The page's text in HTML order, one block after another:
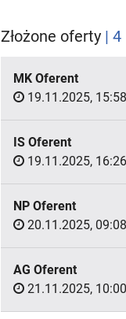
Złożone oferty | 4
MK Oferent
19.11.2025, 15:58
IS Oferent
19.11.2025, 16:26
NP Oferent
20.11.2025, 09:08
AG Oferent
21.11.2025, 10:00